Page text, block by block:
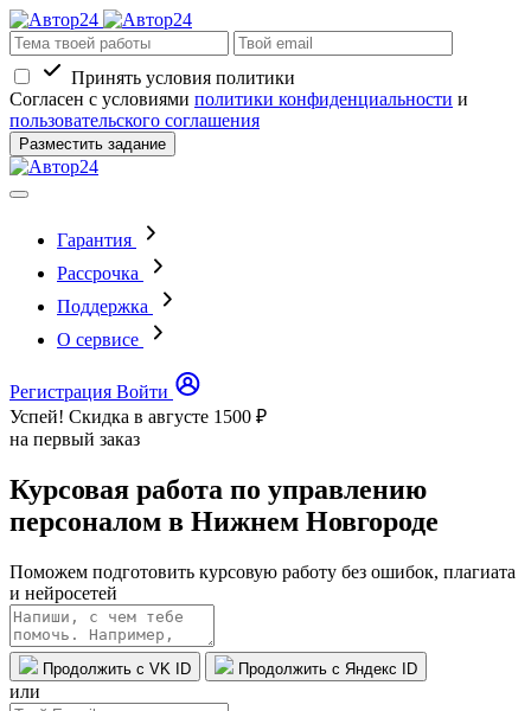
Принять условия политики
Согласен с условиями политики конфиденциальности и
пользовательского соглашения
Разместить задание
Гарантия
Рассрочка
Поддержка
О сервисе
Регистрация Войти
Успей! Скидка в августе 1500 ₽
на первый заказ
Курсовая работа по управлению
персоналом в Нижнем Новгороде
Поможем подготовить курсовую работу без ошибок, плагиата
и нейросетей
Продолжить с VK ID Продолжить с Яндекс ID
или